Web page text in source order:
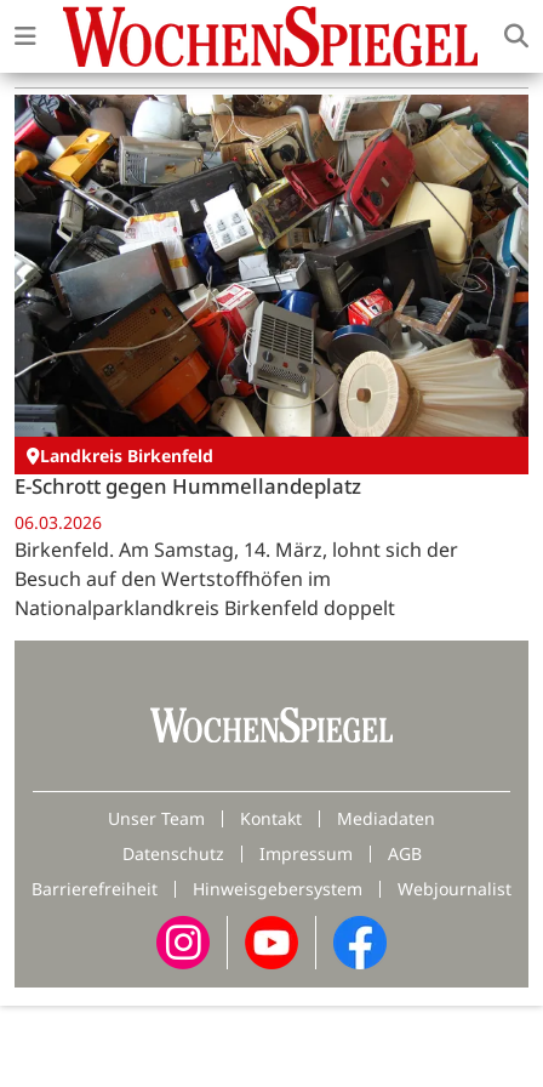
Landkreis Birkenfeld
E-Schrott gegen Hummellandeplatz
06.03.2026
Birkenfeld. Am Samstag, 14. März, lohnt sich der
Besuch auf den Wertstoffhöfen im
Nationalparklandkreis Birkenfeld doppelt
Unser Team Kontakt
Mediadaten
Datenschutz
Impressum
AGB
Barrierefreiheit
Hinweisgebersystem Webjournalist